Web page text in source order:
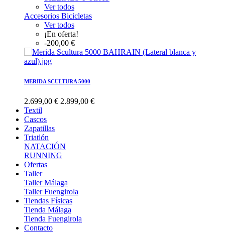
Ver todos
Accesorios Bicicletas
Ver todos
¡En oferta!
-200,00 €
MERIDA SCULTURA 5000
2.699,00 € 2.899,00 €
Textil
Cascos
Zapatillas
Triatlón
NATACIÓN
RUNNING
Ofertas
Taller
Taller Málaga
Taller Fuengirola
Tiendas Físicas
Tienda Málaga
Tienda Fuengirola
Contacto